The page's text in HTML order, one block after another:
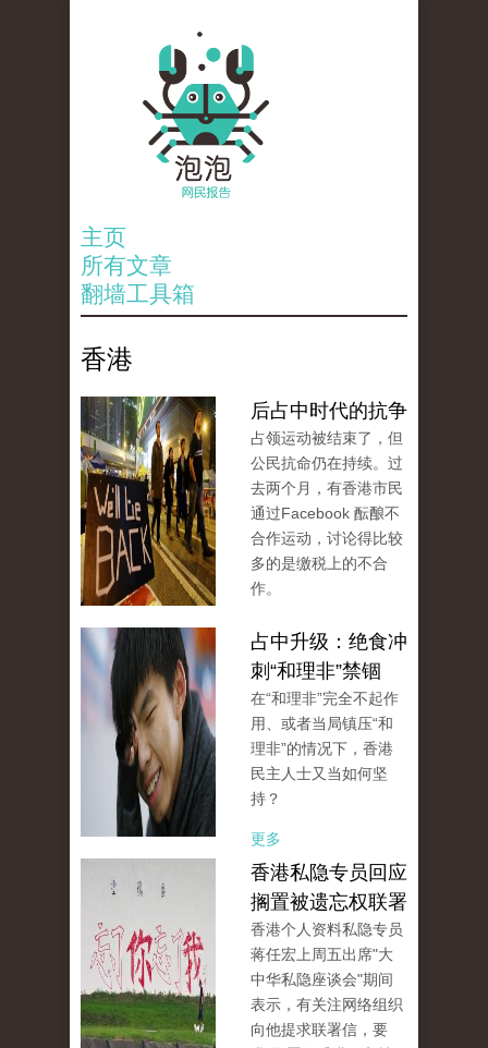
主页
所有文章
翻墙工具箱
香港
后占中时代的抗争
占领运动被结束了，但
公民抗命仍在持续。过
去两个月，有香港市民
通过Facebook 酝酿不
合作运动，讨论得比较
多的是缴税上的不合
作。
占中升级：绝食冲
刺“和理非”禁锢
在“和理非”完全不起作
用、或者当局镇压“和
理非”的情况下，香港
民主人士又当如何坚
持？
更多
香港私隐专员回应
搁置被遗忘权联署
香港个人资料私隐专员
蒋任宏上周五出席"大
中华私隐座谈会"期间
表示，有关注网络组织
向他提求联署信，要